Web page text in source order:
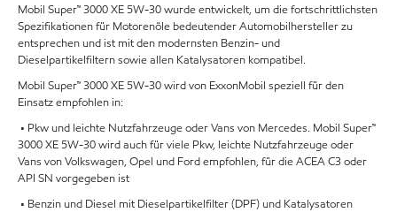
Mobil Super™ 3000 XE 5W-30 wurde entwickelt, um die fortschrittlichsten
Spezifikationen für Motorenöle bedeutender Automobilhersteller zu
entsprechen und ist mit den modernsten Benzin- und
Dieselpartikelfiltern sowie allen Katalysatoren kompatibel.
Mobil Super™ 3000 XE 5W-30 wird von ExxonMobil speziell für den
Einsatz empfohlen in:
• Pkw und leichte Nutzfahrzeuge oder Vans von Mercedes. Mobil Super™
3000 XE 5W-30 wird auch für viele Pkw, leichte Nutzfahrzeuge oder
Vans von Volkswagen, Opel und Ford empfohlen, für die ACEA C3 oder
API SN vorgegeben ist
• Benzin und Diesel mit Dieselpartikelfilter (DPF) und Katalysatoren